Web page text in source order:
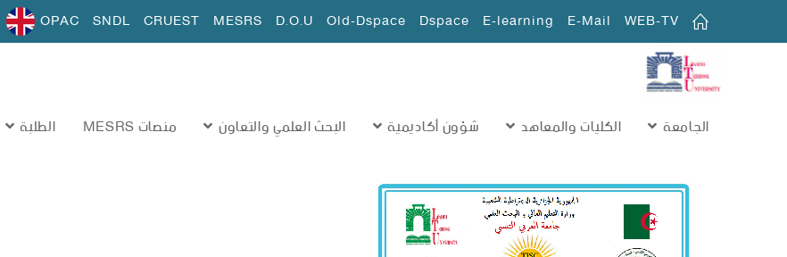
WEB-TV
E-Mail
E-learning
Dspace
Old-Dspace
D.O.U
MESRS
CRUEST
SNDL
OPAC
الجامعة الكليات والمعاهد شؤون أكاديمية البحث العلمي والتعاون منصات MESRS الطلبة